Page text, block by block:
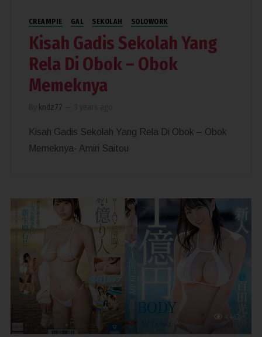
CREAMPIE GAL SEKOLAH SOLOWORK
Kisah Gadis Sekolah Yang
Rela Di Obok – Obok
Memeknya
kndz77
Kisah Gadis Sekolah Yang Rela Di Obok – Obok
Memeknya- Amiri Saitou
4,442